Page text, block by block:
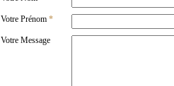
Votre Prénom *
Votre Message